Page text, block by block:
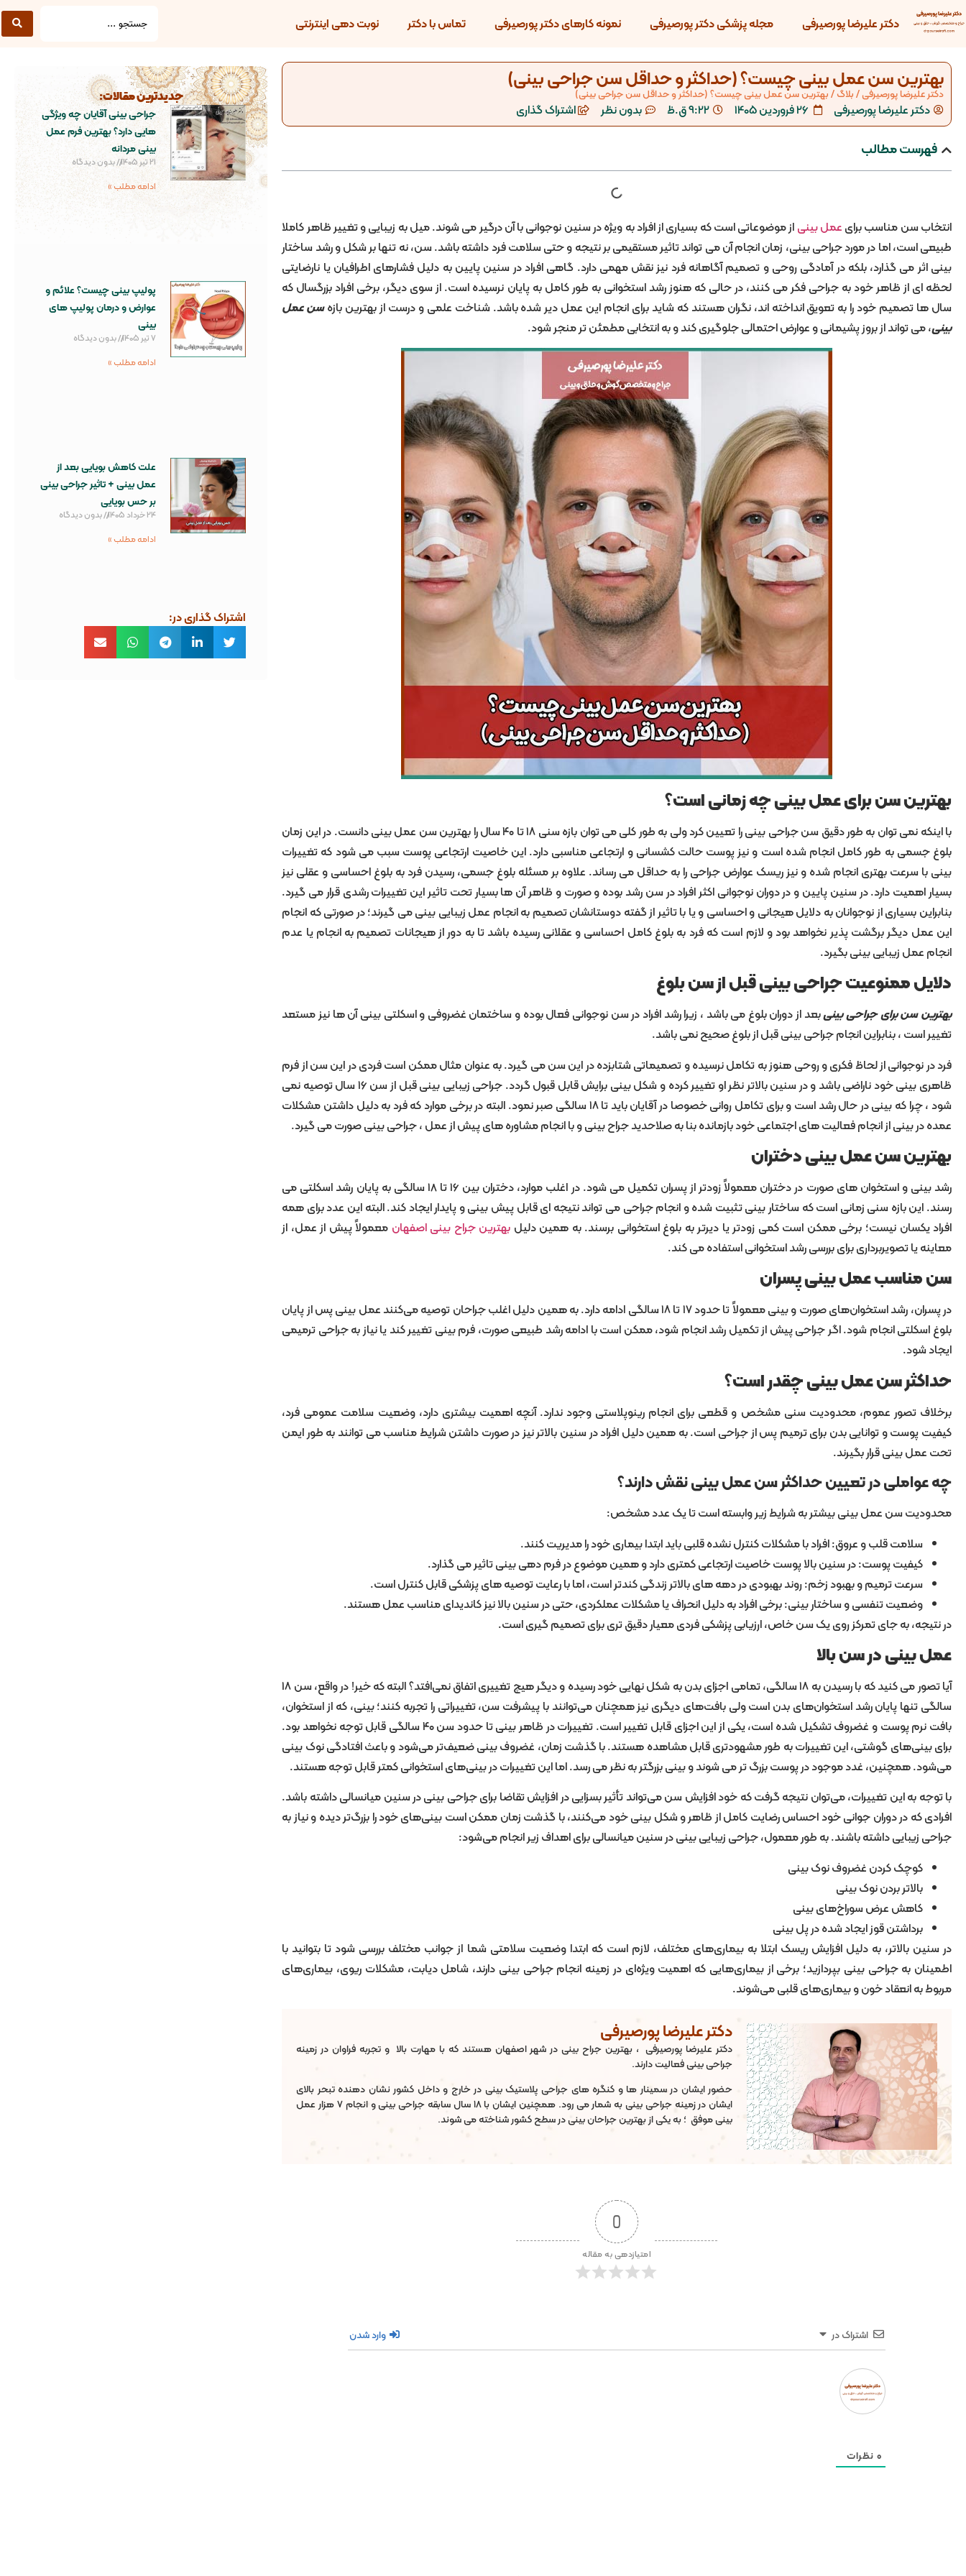
دکتر علیرضا پورصیرفی مجله پزشکی دکتر پورصیرفی نمونه کارهای دکتر پورصیرفی تماس با دکتر نوبت دهی اینترنتی
بهترین سن عمل بینی چیست؟ (حداکثر و حداقل سن جراحی بینی)
دکتر علیرضا پورصیرفی/بلاگ/بهترین سن عمل بینی چیست؟ (حداکثر و حداقل سن جراحی بینی)
دکتر علیرضا پورصیرفی 26 فروردین 1405 9:22 ق.ظ بدون نظر اشتراک گذاری
فهرست مطالب
انتخاب سن مناسب برایعمل بینیاز موضوعاتی است که بسیاری از افراد به ویژه در سنین نوجوانی با آن درگیر می شوند. میل به زیبایی و تغییر ظاهر کاملا
طبیعی است، اما در مورد جراحی بینی، زمان انجام آن می تواند تاثیر مستقیمی بر نتیجه و حتی سلامت فرد داشته باشد. سن، نه تنها بر شکل و رشد ساختار
بینی اثر می گذارد، بلکه در آمادگی روحی و تصمیم آگاهانه فرد نیز نقش مهمی دارد. گاهی افراد در سنین پایین به دلیل فشارهای اطرافیان یا نارضایتی
لحظه ای از ظاهر خود به جراحی فکر می کنند، در حالی که هنوز رشد استخوانی به طور کامل به پایان نرسیده است. از سوی دیگر، برخی افراد بزرگسال که
سال ها تصمیم خود را به تعویق انداخته اند، نگران هستند که شاید برای انجام این عمل دیر شده باشد. شناخت علمی و درست از بهترین بازهسن عمل
بینی، می تواند از بروز پشیمانی و عوارض احتمالی جلوگیری کند و به انتخابی مطمئن تر منجر شود.
بهترین سن برای عمل بینی چه زمانی است؟
با اینکه نمی توان به طور دقیق سن جراحی بینی را تعیین کرد ولی به طور کلی می توان بازه سنی ۱۸ تا ۴۰ سال را بهترین سن عمل بینی دانست. در این زمان
بلوغ جسمی به طور کامل انجام شده است و نیز پوست حالت کشسانی و ارتجاعی مناسبی دارد. این خاصیت ارتجاعی پوست سبب می شود که تغییرات
بینی با سرعت بهتری انجام شده و نیز ریسک عوارض جراحی را به حداقل می رساند. علاوه بر مسئله بلوغ جسمی، رسیدن فرد به بلوغ احساسی و عقلی نیز
بسیار اهمیت دارد. در سنین پایین و در دوران نوجوانی اکثر افراد در سن رشد بوده و صورت و ظاهر آن ها بسیار تحت تاثیر این تغییرات رشدی قرار می گیرد.
بنابراین بسیاری از نوجوانان به دلایل هیجانی و احساسی و یا با تاثیر از گفته دوستانشان تصمیم به انجام عمل زیبایی بینی می گیرند؛ در صورتی که انجام
این عمل دیگر برگشت پذیر نخواهد بود و لازم است که فرد به بلوغ کامل احساسی و عقلانی رسیده باشد تا به دور از هیجانات تصمیم به انجام یا عدم
انجام عمل زیبایی بینی بگیرد.
دلایل ممنوعیت جراحی بینی قبل از سن بلوغ
بهترین سن برای جراحی بینیبعد از دوران بلوغ می باشد ، زیرا رشد افراد در سن نوجوانی فعال بوده و ساختمان غضروفی و اسکلتی بینی آن ها نیز مستعد
تغییر است ، بنابراین انجام جراحی بینی قبل از بلوغ صحیح نمی باشد.
فرد در نوجوانی از لحاظ فکری و روحی هنوز به تکامل نرسیده و تصمیماتی شتابزده در این سن می گیرد. به عنوان مثال ممکن است فردی در این سن از فرم
ظاهری بینی خود ناراضی باشد و در سنین بالاتر نظر او تغییر کرده و شکل بینی برایش قابل قبول گردد. جراحی زیبایی بینی قبل از سن ۱۶ سال توصیه نمی
شود ، چرا که بینی در حال رشد است و برای تکامل روانی خصوصا در آقایان باید تا ۱۸ سالگی صبر نمود. البته در برخی موارد که فرد به دلیل داشتن مشکلات
عمده در بینی از انجام فعالیت های اجتماعی خود بازمانده بنا به صلاحدید جراح بینی و با انجام مشاوره های پیش از عمل ، جراحی بینی صورت می گیرد.
بهترین سن عمل بینی دختران
رشد بینی و استخوان های صورت در دختران معمولاً زودتر از پسران تکمیل می شود. در اغلب موارد، دختران بین 16 تا 18 سالگی به پایان رشد اسکلتی می
رسند. این بازه سنی زمانی است که ساختار بینی تثبیت شده و انجام جراحی می تواند نتیجه ای قابل پیش بینی و پایدار ایجاد کند. البته این عدد برای همه
افراد یکسان نیست؛ برخی ممکن است کمی زودتر یا دیرتر به بلوغ استخوانی برسند. به همین دلیل بهترین جراح بینی اصفهان معمولاً پیش از عمل، از
معاینه یا تصویربرداری برای بررسی رشد استخوانی استفاده می کند.
سن مناسب عمل بینی پسران
در پسران، رشد استخوان‌های صورت و بینی معمولاً تا حدود ۱۷ تا ۱۸ سالگی ادامه دارد. به همین دلیل اغلب جراحان توصیه می‌کنند عمل بینی پس از پایان
بلوغ اسکلتی انجام شود. اگر جراحی پیش از تکمیل رشد انجام شود، ممکن است با ادامه رشد طبیعی صورت، فرم بینی تغییر کند یا نیاز به جراحی ترمیمی
ایجاد شود.
حداکثر سن عمل بینی چقدر است؟
برخلاف تصور عموم، محدودیت سنی مشخص و قطعی برای انجام رینوپلاستی وجود ندارد. آنچه اهمیت بیشتری دارد، وضعیت سلامت عمومی فرد،
کیفیت پوست و توانایی بدن برای ترمیم پس از جراحی است. به همین دلیل افراد در سنین بالاتر نیز در صورت داشتن شرایط مناسب می توانند به طور ایمن
تحت عمل بینی قرار بگیرند.
چه عواملی در تعیین حداکثر سن عمل بینی نقش دارند؟
محدودیت سن عمل بینی بیشتر به شرایط زیر وابسته است تا یک عدد مشخص:
سلامت قلب و عروق: افراد با مشکلات کنترل نشده قلبی باید ابتدا بیماری خود را مدیریت کنند.
کیفیت پوست: در سنین بالا پوست خاصیت ارتجاعی کمتری دارد و همین موضوع در فرم دهی بینی تاثیر می گذارد.
سرعت ترمیم و بهبود زخم: روند بهبودی در دهه های بالاتر زندگی کندتر است، اما با رعایت توصیه های پزشکی قابل کنترل است.
وضعیت تنفسی و ساختار بینی: برخی افراد به دلیل انحراف یا مشکلات عملکردی، حتی در سنین بالا نیز کاندیدای مناسب عمل هستند.
در نتیجه، به جای تمرکز روی یک سن خاص، ارزیابی پزشکی فردی معیار دقیق تری برای تصمیم گیری است.
عمل بینی در سن بالا
آیا تصور می‌ کنید که با رسیدن به ۱۸ سالگی، تمامی اجزای بدن به شکل نهایی خود رسیده و دیگر هیچ تغییری اتفاق نمی‌افتد؟ البته که خیر! در واقع، سن ۱۸
سالگی تنها پایان رشد استخوان‌های بدن است ولی بافت‌های دیگری نیز همچنان می‌توانند با پیشرفت سن، تغییراتی را تجربه کنند؛ بینی، که از استخوان،
بافت نرم پوست و غضروف تشکیل شده است، یکی از این اجزای قابل تغییر است. تغییرات در ظاهر بینی تا حدود سن ۴۰ سالگی قابل توجه نخواهد بود.
برای بینی‌های گوشتی، این تغییرات به طور مشهود‌تری قابل مشاهده هستند. با گذشت زمان، غضروف بینی ضعیف‌تر می‌شود و باعث افتادگی نوک بینی
می‌شود. همچنین، غدد موجود در پوست بزرگ‌ تر می‌ شوند و بینی بزرگتر به نظر می‌ رسد. اما این تغییرات در بینی‌های استخوانی کمتر قابل توجه هستند.
با توجه به این تغییرات، می‌توان نتیجه گرفت که خود افزایش سن می‌تواند تأثیر بسزایی در افزایش تقاضا برای جراحی بینی در سنین میانسالی داشته باشد.
افرادی که در دوران جوانی خود احساس رضایت کامل از ظاهر و شکل بینی خود می‌کنند، با گذشت زمان ممکن است بینی‌های خود را بزرگ‌تر دیده و نیاز به
جراحی زیبایی داشته باشند. به طور معمول، جراحی زیبایی بینی در سنین میانسالی برای اهداف زیر انجام می‌شود:
کوچک کردن غضروف نوک بینی
بالاتر بردن نوک بینی
کاهش عرض سوراخ‌های بینی
برداشتن قوز ایجاد شده در پل بینی
در سنین بالاتر، به دلیل افزایش ریسک ابتلا به بیماری‌های مختلف، لازم است که ابتدا وضعیت سلامتی شما از جوانب مختلف بررسی شود تا بتوانید با
اطمینان به جراحی بینی بپردازید؛ برخی از بیماری‌هایی که اهمیت ویژه‌ای در زمینه انجام جراحی بینی دارند، شامل دیابت، مشکلات ریوی، بیماری‌های
مربوط به انعقاد خون و بیماری‌های قلبی می‌شوند.
دکتر علیرضا پورصیرفی
دکتر علیرضا پورصیرفی ، بهترین جراح بینی در شهر اصفهان هستند که با مهارت بالا و تجربه فراوان در زمینه
جراحی بینی فعالیت دارند.
حضور ایشان در سمینار ها و کنگره های جراحی پلاستیک بینی در خارج و داخل کشور نشان دهنده تبحر بالای
ایشان در زمینه جراحی بینی به شمار می رود. همچنین ایشان با 18 سال سابقه جراحی بینی و انجام 7 هزار عمل
بینی موفق ؛ به یکی از بهترین جراحان بینی در سطح کشور شناخته می شوند.
0
امتیازدهی به مقاله
اشتراک در وارد شدن
0نظرات
جدیدترین مقالات:
جراحی بینی آقایان چه ویژگی
هایی دارد؟ بهترین فرم عمل
بینی مردانه
21 تیر 1405
بدون دیدگاه
ادامه مطلب »
پولیپ بینی چیست؟ علائم و
عوارض و درمان پولیپ های
بینی
7 تیر 1405
بدون دیدگاه
ادامه مطلب »
علت کاهش بویایی بعد از
عمل بینی + تاثیر جراحی بینی
بر حس بویایی
24 خرداد 1405
بدون دیدگاه
ادامه مطلب »
اشتراک گذاری در: